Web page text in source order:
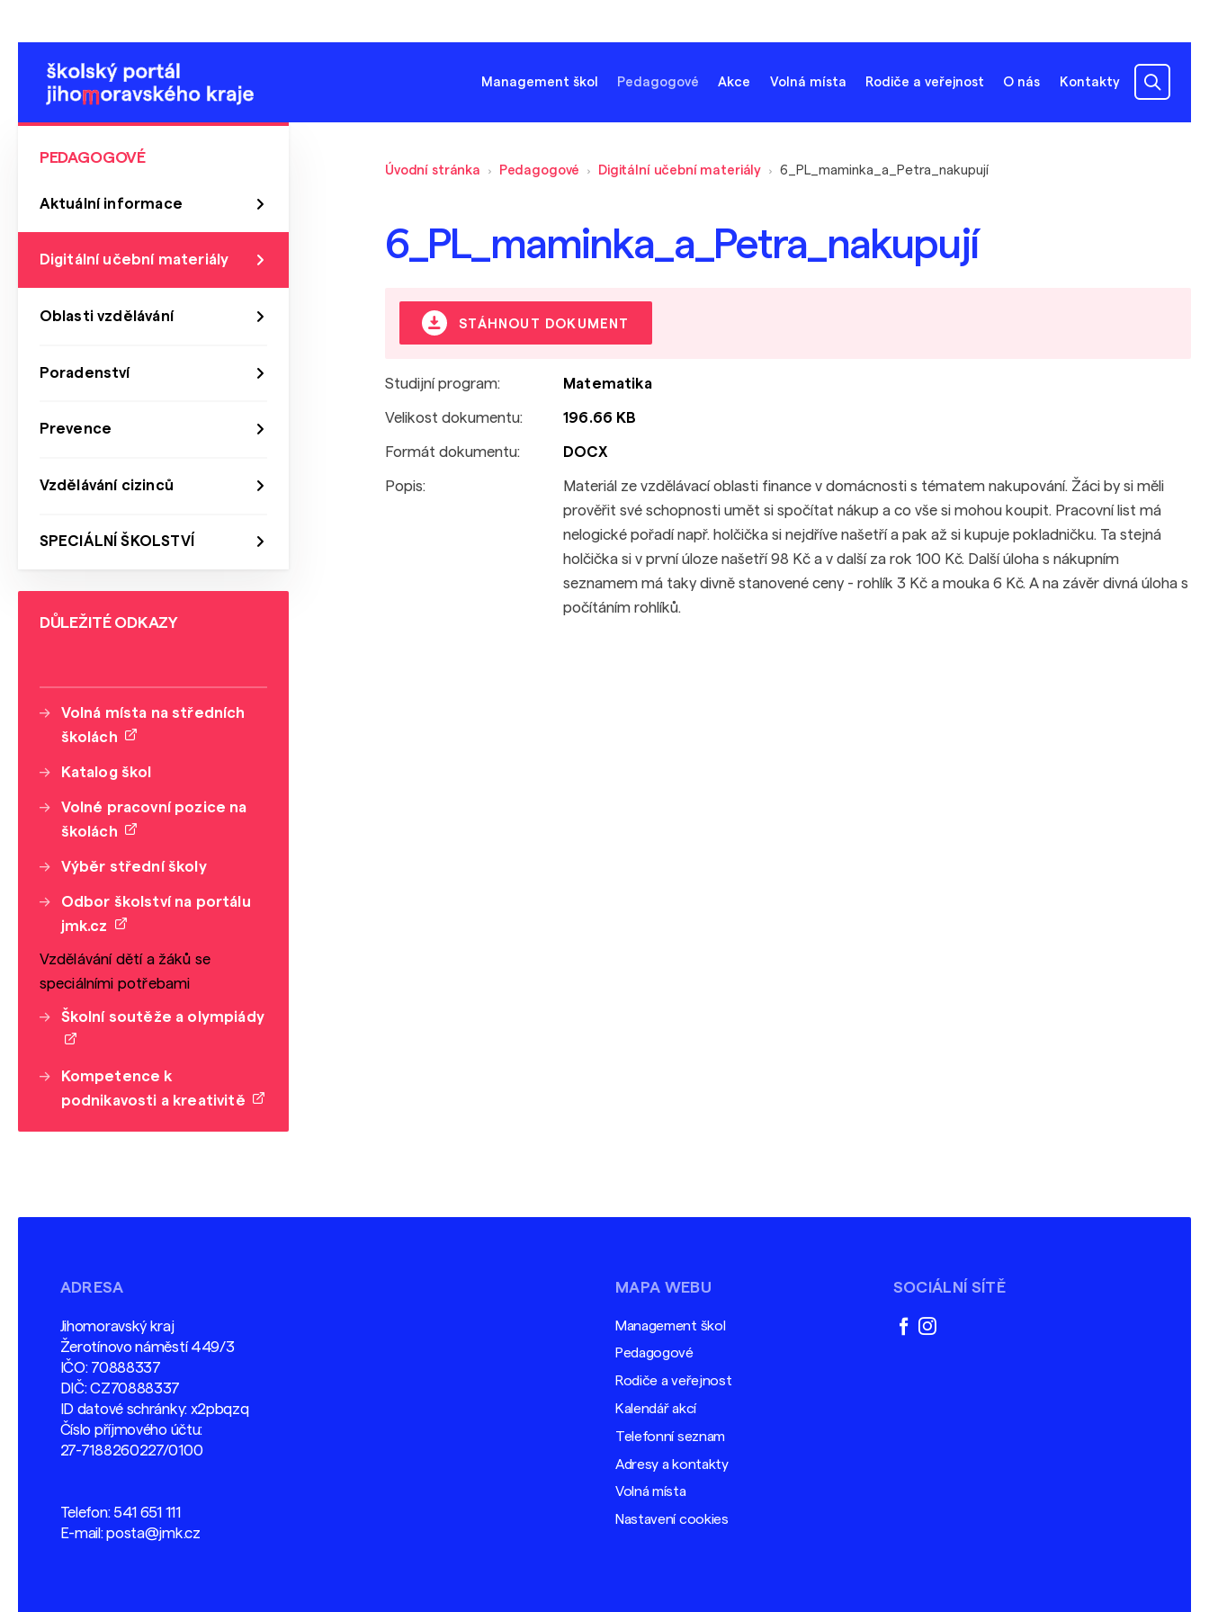
Management škol Pedagogové Akce Volná místa Rodiče a veřejnost O nás Kontakty
Úvodní stránka Pedagogové Digitální učební materiály 6_PL_maminka_a_Petra_nakupují
6_PL_maminka_a_Petra_nakupují
STÁHNOUT DOKUMENT
Studijní program: Matematika
Velikost dokumentu: 196.66 KB
Formát dokumentu: DOCX
Popis:
Materiál ze vzdělávací oblasti finance v domácnosti s tématem nakupování. Žáci by si měli
prověřit své schopnosti umět si spočítat nákup a co vše si mohou koupit. Pracovní list má
nelogické pořadí např. holčička si nejdříve našetří a pak až si kupuje pokladničku. Ta stejná
holčička si v první úloze našetří 98 Kč a v další za rok 100 Kč. Další úloha s nákupním
seznamem má taky divně stanovené ceny - rohlík 3 Kč a mouka 6 Kč. A na závěr divná úloha s
počítáním rohlíků.
PEDAGOGOVÉ
Aktuální informace
Digitální učební materiály
Oblasti vzdělávání
Poradenství
Prevence
Vzdělávání cizinců
SPECIÁLNÍ ŠKOLSTVÍ
DŮLEŽITÉ ODKAZY
Volná místa na středních
školách
Katalog škol
Volné pracovní pozice na
školách
Výběr střední školy
Odbor školství na portálu
jmk.cz
Vzdělávání dětí a žáků se
speciálními potřebami
Školní soutěže a olympiády
Kompetence k
podnikavosti a kreativitě
ADRESA
Jihomoravský kraj
Žerotínovo náměstí 449/3
IČO: 70888337
DIČ: CZ70888337
ID datové schránky: x2pbqzq
Číslo příjmového účtu:
27-7188260227/0100
Telefon: 541 651 111
E-mail:posta@jmk.cz
MAPA WEBU
Management škol
Pedagogové
Rodiče a veřejnost
Kalendář akcí
Telefonní seznam
Adresy a kontakty
Volná místa
Nastavení cookies
SOCIÁLNÍ SÍTĚ
facebook
instagram